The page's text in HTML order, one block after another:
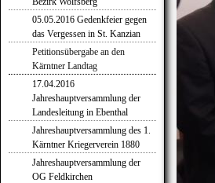
05.05.2016 Gedenkfeier gegen
das Vergessen in St. Kanzian
Petitionsübergabe an den
Kärntner Landtag
17.04.2016
Jahreshauptversammlung der
Landesleitung in Ebenthal
Jahreshauptversammlung des 1.
Kärntner Kriegerverein 1880
Jahreshauptversammlung der
OG Feldkirchen